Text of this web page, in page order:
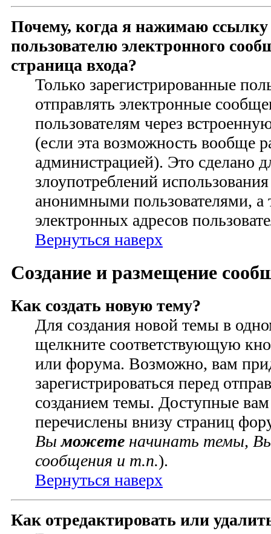
Почему, когда я нажимаю
пользователю электронного
страница входа?
Только зарегистрированные
отправлять электронные
пользователям через
(если эта возможность вообще
администрацией). Это сделано
злоупотреблений
анонимными пользователями, а
электронных адресов
Вернуться наверх
Создание и размещение
Как создать новую тему?
Для создания новой темы в
щелкните соответствующую
или форума. Возможно, вам
зарегистрироваться перед
созданием темы. Доступные
перечислены внизу страниц
Выможете начинать темы,
сообщения и т.п.).
Вернуться наверх
Как отредактировать или